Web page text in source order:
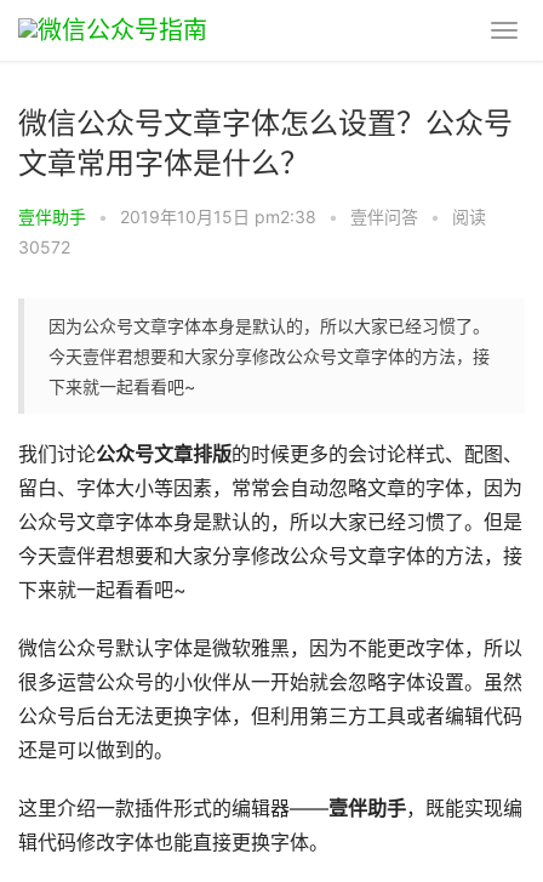
微信公众号文章字体怎么设置？公众号
文章常用字体是什么？
壹伴助手 • 2019年10月15日 pm2:38 • 壹伴问答 •
阅读
30572
因为公众号文章字体本身是默认的，所以大家已经习惯了。
今天壹伴君想要和大家分享修改公众号文章字体的方法，接
下来就一起看看吧~
我们讨论公众号文章排版的时候更多的会讨论样式、配图、
留白、字体大小等因素，常常会自动忽略文章的字体，因为
公众号文章字体本身是默认的，所以大家已经习惯了。但是
今天壹伴君想要和大家分享修改公众号文章字体的方法，接
下来就一起看看吧~
微信公众号默认字体是微软雅黑，因为不能更改字体，所以
很多运营公众号的小伙伴从一开始就会忽略字体设置。虽然
公众号后台无法更换字体，但利用第三方工具或者编辑代码
还是可以做到的。
这里介绍一款插件形式的编辑器——壹伴助手，既能实现编
辑代码修改字体也能直接更换字体。